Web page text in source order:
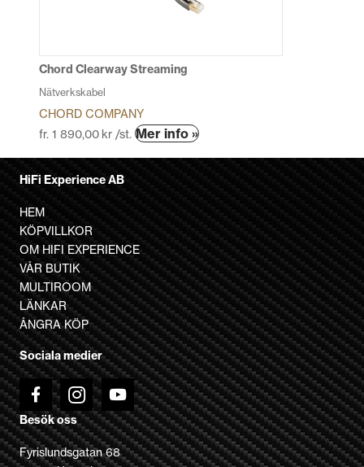
kan
Chord Clearway Streaming
Nätverkskabel
CHORD COMPANY
fr. 1 890,00 kr /st. Mer info »Den
varianter.
De
olika
alternativen
kan
väljas
på
produktsidan
HiFi Experience AB
HEM
KÖPVILLKOR
OM HIFI EXPERIENCE
VÅR BUTIK
MULTIROOM
LÄNKAR
ÅNGRA KÖP
Sociala medier
Besök oss
Fyrislundsgatan 68